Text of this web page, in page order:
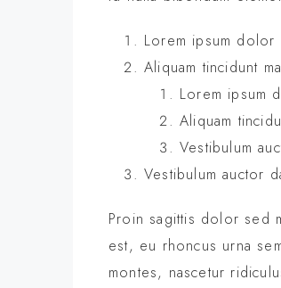
Lorem ipsum dolor
Aliquam tincidunt
Lorem ipsum
Aliquam
Vestibulum
Vestibulum auctor
Proin sagittis dolor sed
est, eu rhoncus urna
montes, nascetur